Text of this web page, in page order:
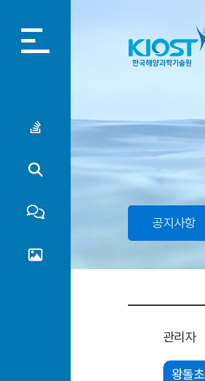
소개
자료 검색
커뮤니티
공지사항
관리자
왕돌초